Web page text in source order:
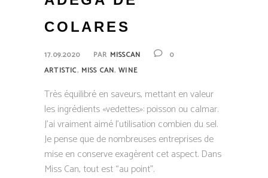
COLARES
17.09.2020 PAR MISSCAN
0
ARTISTIC, MISS CAN,WINE
Très équilibré en saveurs, mettant en valeur
les ingrédients «vedettes»: poisson ou calmar.
J’ai vraiment aimé l’utilisation combien du sel.
Je pense que de nombreuses entreprises de
mise en conserve exagèrent cet aspect. Dans
Miss Can, tout est “au point”.